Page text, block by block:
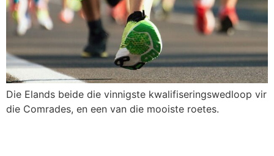
Die Elands beide die vinnigste kwalifiseringswedloop vir
die Comrades, en een van die mooiste roetes.